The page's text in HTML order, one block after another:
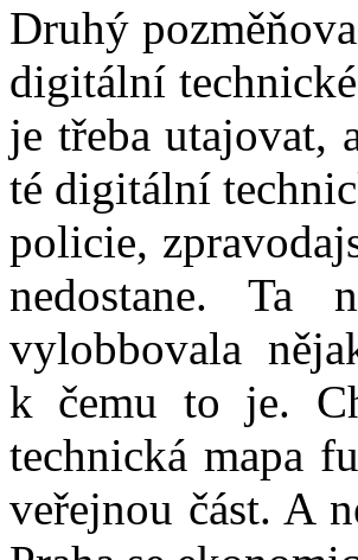
Druhý
digitální
je třeba utajovat,
té digitální
policie,
nedostane. Ta
vylobbovala
k čemu to je.
technická mapa
veřejnou část. A